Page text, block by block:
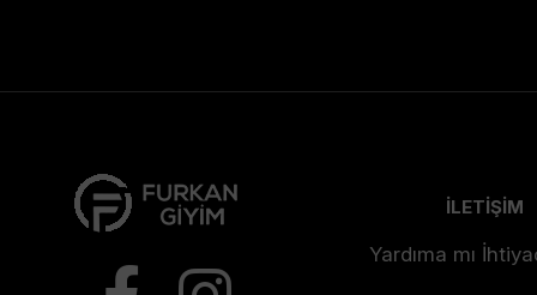
İLETİŞİM
Yardıma mı